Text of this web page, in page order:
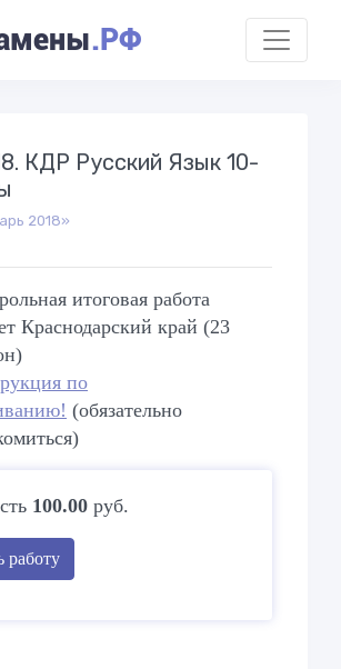
.РФ
КДР Русский Язык 10-
2018»
итоговая работа
Краснодарский край (23
по
(обязательно
100.00 руб.
работу